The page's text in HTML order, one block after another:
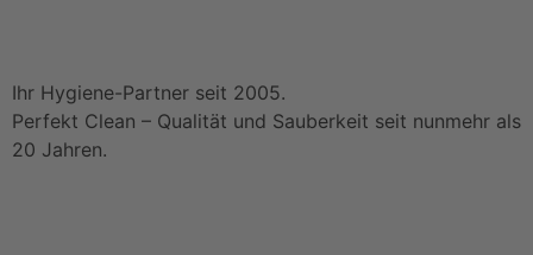
Ihr Hygiene-Partner seit 2005.
Perfekt Clean – Qualität und Sauberkeit seit nunmehr als
20 Jahren.